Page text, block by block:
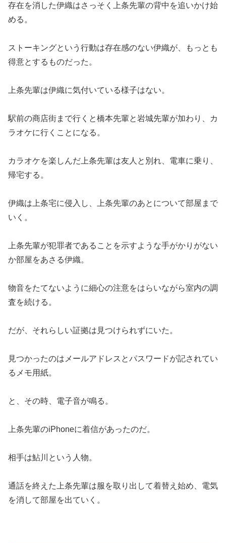
存在を消した伊織はさっそく上条先輩の背中を追いかけ始
める。
ストーキングという行動は存在感のない伊織が、もっとも
得意とするものだった。
上条先輩は伊織に気付いている様子はない。
駅前の商店街まで行くと橋本先輩と岩城先輩が加わり、カ
ラオケに行くことになる。
カラオケを楽しんだ上条先輩は友人と別れ、電車に乗り、
帰宅する。
伊織は上条宅に侵入し、上条先輩のあとについて部屋まで
いく。
上条先輩が犯罪者であることを示すような手がかりがない
か部屋をあさる伊織。
物音をたてないように細心の注意をはらいながら室内の調
査を続ける。
だが、それらしい証拠は見つけられずにいた。
見つかったのはメールアドレスとパスワードが記されてい
るメモ用紙。
と、その時、電子音が鳴る。
上条先輩のiPhoneに着信があったのだ。
相手は鮎川という人物。
通話を終えた上条先輩は服を取り出して着替え始め、電気
を消して部屋を出ていく。